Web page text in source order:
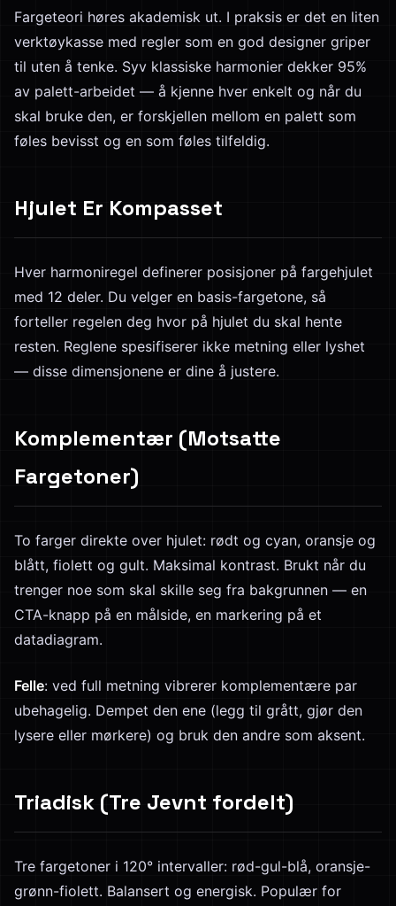
Fargeteori høres akademisk ut. I praksis er det en liten
verktøykasse med regler som en god designer griper
til uten å tenke. Syv klassiske harmonier dekker 95%
av palett-arbeidet — å kjenne hver enkelt og når du
skal bruke den, er forskjellen mellom en palett som
føles bevisst og en som føles tilfeldig.
Hjulet Er Kompasset
Hver harmoniregel definerer posisjoner på fargehjulet
med 12 deler. Du velger en basis-fargetone, så
forteller regelen deg hvor på hjulet du skal hente
resten. Reglene spesifiserer ikke metning eller lyshet
— disse dimensjonene er dine å justere.
Komplementær (Motsatte
Fargetoner)
To farger direkte over hjulet: rødt og cyan, oransje og
blått, fiolett og gult. Maksimal kontrast. Brukt når du
trenger noe som skal skille seg fra bakgrunnen — en
CTA-knapp på en målside, en markering på et
datadiagram.
Felle: ved full metning vibrerer komplementære par
ubehagelig. Dempet den ene (legg til grått, gjør den
lysere eller mørkere) og bruk den andre som aksent.
Triadisk (Tre Jevnt fordelt)
Tre fargetoner i 120° intervaller: rød-gul-blå, oransje-
grønn-fiolett. Balansert og energisk. Populær for